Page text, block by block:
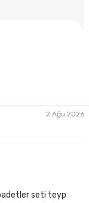
2 Ağu 2026
seti teyp